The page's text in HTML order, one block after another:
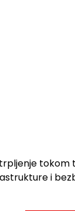
tokom
i